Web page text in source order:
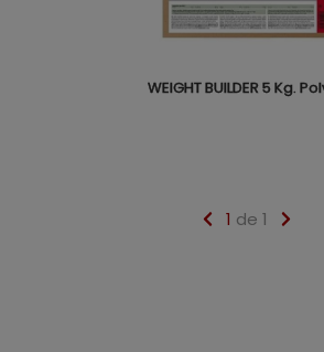
WEIGHT BUILDER 5 Kg.
1 de 1